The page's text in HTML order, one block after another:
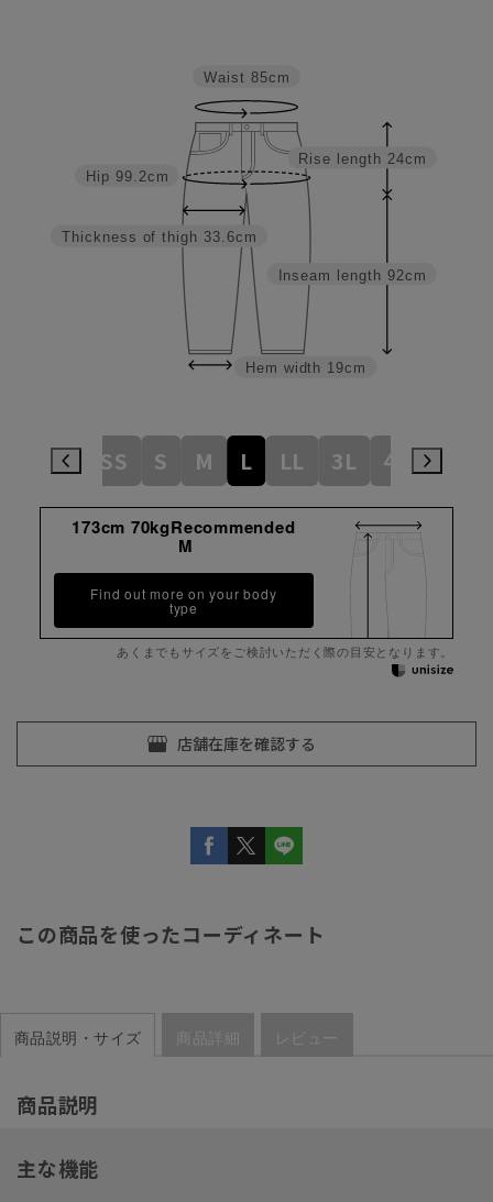
Inseam length 92cm
Rise length 24cm
Hem width 19cm
Thickness of thigh 33.6cm
Hip 99.2cm
Waist 85cm
3S SS S M L LL 3L 4L
173cm 70kgRecommended
M
Find out more on your body
type
あくまでもサイズをご検討いただく際の目安となります。
この商品を使ったコーディネート
商品説明・サイズ 商品詳細 レビュー
商品説明
主な機能